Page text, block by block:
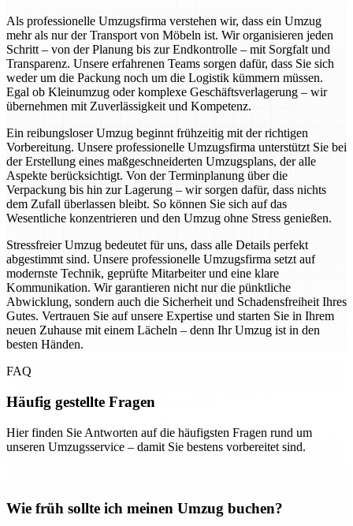
Als professionelle Umzugsfirma verstehen wir, dass ein Umzug
mehr als nur der Transport von Möbeln ist. Wir organisieren jeden
Schritt – von der Planung bis zur Endkontrolle – mit Sorgfalt und
Transparenz. Unsere erfahrenen Teams sorgen dafür, dass Sie sich
weder um die Packung noch um die Logistik kümmern müssen.
Egal ob Kleinumzug oder komplexe Geschäftsverlagerung – wir
übernehmen mit Zuverlässigkeit und Kompetenz.
Ein reibungsloser Umzug beginnt frühzeitig mit der richtigen
Vorbereitung. Unsere professionelle Umzugsfirma unterstützt Sie bei
der Erstellung eines maßgeschneiderten Umzugsplans, der alle
Aspekte berücksichtigt. Von der Terminplanung über die
Verpackung bis hin zur Lagerung – wir sorgen dafür, dass nichts
dem Zufall überlassen bleibt. So können Sie sich auf das
Wesentliche konzentrieren und den Umzug ohne Stress genießen.
Stressfreier Umzug bedeutet für uns, dass alle Details perfekt
abgestimmt sind. Unsere professionelle Umzugsfirma setzt auf
modernste Technik, geprüfte Mitarbeiter und eine klare
Kommunikation. Wir garantieren nicht nur die pünktliche
Abwicklung, sondern auch die Sicherheit und Schadensfreiheit Ihres
Gutes. Vertrauen Sie auf unsere Expertise und starten Sie in Ihrem
neuen Zuhause mit einem Lächeln – denn Ihr Umzug ist in den
besten Händen.
FAQ
Häufig gestellte Fragen
Hier finden Sie Antworten auf die häufigsten Fragen rund um
unseren Umzugsservice – damit Sie bestens vorbereitet sind.
Wie früh sollte ich meinen Umzug buchen?